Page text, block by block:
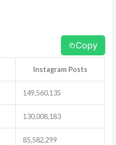
Copy
Instagram Posts
149,560,135
130,008,183
85,582,299